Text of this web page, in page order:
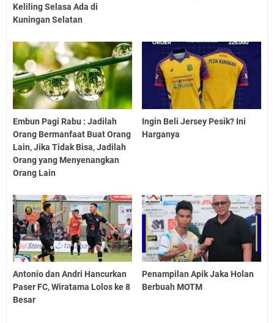
Keliling Selasa Ada di
Kuningan Selatan
Embun Pagi Rabu : Jadilah
Orang Bermanfaat Buat Orang
Lain, Jika Tidak Bisa, Jadilah
Orang yang Menyenangkan
Orang Lain
Ingin Beli Jersey Pesik? Ini
Harganya
Antonio dan Andri Hancurkan
Paser FC, Wiratama Lolos ke 8
Besar
Penampilan Apik Jaka Holan
Berbuah MOTM